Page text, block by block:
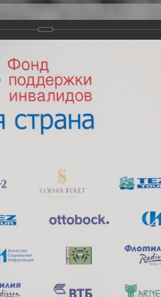
Версия
Новости